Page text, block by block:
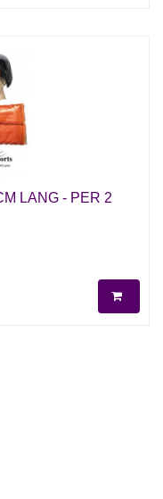
LANG - PER 2